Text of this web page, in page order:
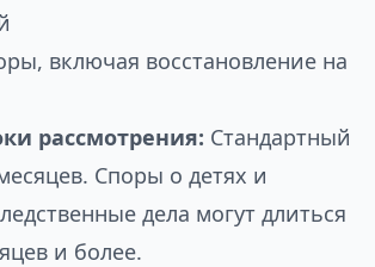
включая восстановление на
рассмотрения: Стандартный
Споры о детях и
дела могут длиться
и более.